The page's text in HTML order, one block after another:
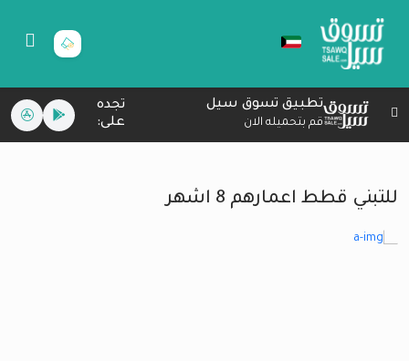
تطبيق تسوق سيل
قم بتحميله الان
تجده
على:
للتبني قطط اعمارهم 8 اشهر